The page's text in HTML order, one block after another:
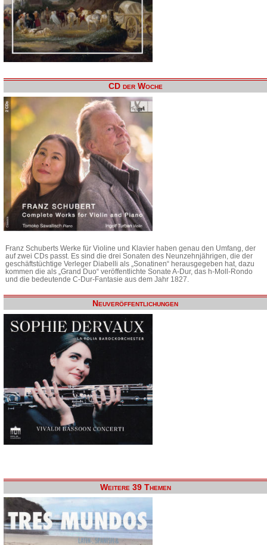
CD der Woche
Franz Schuberts Werke für Violine und Klavier haben genau den Umfang, der
auf zwei CDs passt. Es sind die drei Sonaten des Neunzehnjährigen, die der
geschäftstüchtige Verleger Diabelli als „Sonatinen“ herausgegeben hat, dazu
kommen die als „Grand Duo“ veröffentlichte Sonate A-Dur, das h-Moll-Rondo
und die bedeutende C-Dur-Fantasie aus dem Jahr 1827.
Neuveröffentlichungen
Weitere 39 Themen